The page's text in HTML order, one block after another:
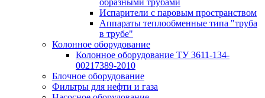
Испарители с паровым пространством
Аппараты теплообменные типа "труба
в трубе"
Колонное оборудование
Колонное оборудование ТУ 3611-134-
00217389-2010
Блочное оборудование
Фильтры для нефти и газа